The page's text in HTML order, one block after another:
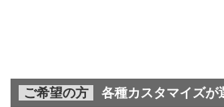
ご希望の方 各種カスタマイズが